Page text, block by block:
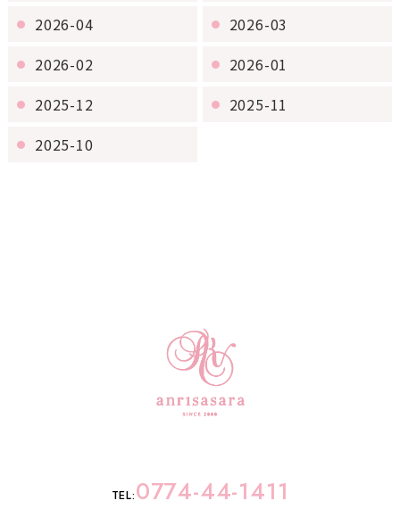
2026-04
2026-03
2026-02
2026-01
2025-12
2025-11
2025-10
TEL:0774-44-1411